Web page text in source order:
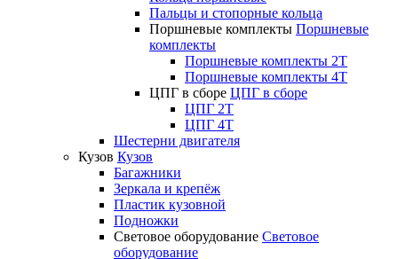
Пальцы и стопорные кольца
Поршневые комплекты Поршневые
комплекты
Поршневые комплекты 2T
Поршневые комплекты 4T
ЦПГ в сборе ЦПГ в сборе
ЦПГ 2T
ЦПГ 4T
Шестерни двигателя
Кузов Кузов
Багажники
Зеркала и крепёж
Пластик кузовной
Подножки
Световое оборудование Световое
оборудование